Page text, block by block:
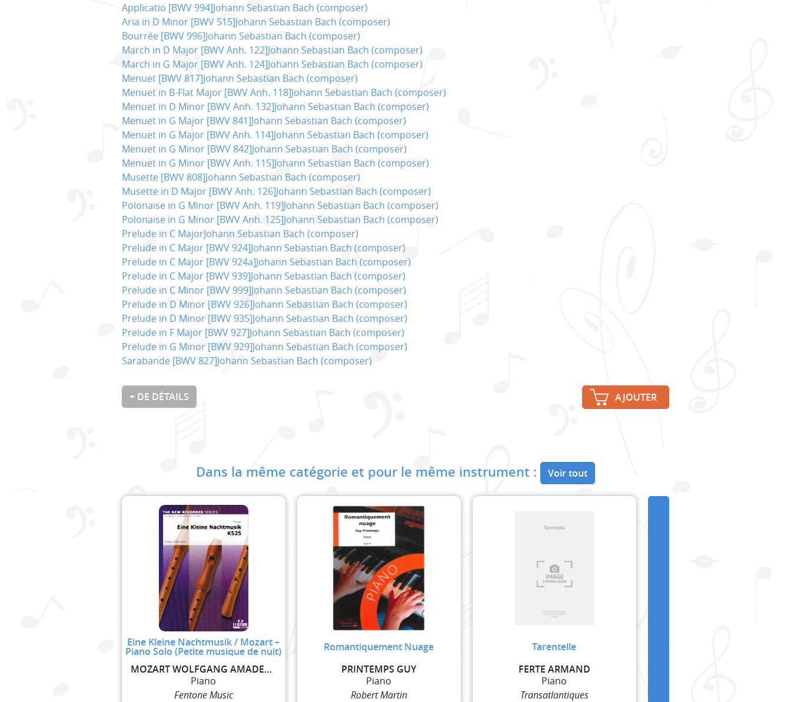
Applicatio [BWV 994]Johann Sebastian Bach (composer)
Aria in D Minor [BWV 515]Johann Sebastian Bach (composer)
Bourrée [BWV 996]Johann Sebastian Bach (composer)
March in D Major [BWV Anh. 122]Johann Sebastian Bach (composer)
March in G Major [BWV Anh. 124]Johann Sebastian Bach (composer)
Menuet [BWV 817]Johann Sebastian Bach (composer)
Menuet in B-Flat Major [BWV Anh. 118]Johann Sebastian Bach (composer)
Menuet in D Minor [BWV Anh. 132]Johann Sebastian Bach (composer)
Menuet in G Major [BWV 841]Johann Sebastian Bach (composer)
Menuet in G Major [BWV Anh. 114]Johann Sebastian Bach (composer)
Menuet in G Minor [BWV 842]Johann Sebastian Bach (composer)
Menuet in G Minor [BWV Anh. 115]Johann Sebastian Bach (composer)
Musette [BWV 808]Johann Sebastian Bach (composer)
Musette in D Major [BWV Anh. 126]Johann Sebastian Bach (composer)
Polonaise in G Minor [BWV Anh. 119]Johann Sebastian Bach (composer)
Polonaise in G Minor [BWV Anh. 125]Johann Sebastian Bach (composer)
Prelude in C MajorJohann Sebastian Bach (composer)
Prelude in C Major [BWV 924]Johann Sebastian Bach (composer)
Prelude in C Major [BWV 924a]Johann Sebastian Bach (composer)
Prelude in C Major [BWV 939]Johann Sebastian Bach (composer)
Prelude in C Minor [BWV 999]Johann Sebastian Bach (composer)
Prelude in D Minor [BWV 926]Johann Sebastian Bach (composer)
Prelude in D Minor [BWV 935]Johann Sebastian Bach (composer)
Prelude in F Major [BWV 927]Johann Sebastian Bach (composer)
Prelude in G Minor [BWV 929]Johann Sebastian Bach (composer)
Sarabande [BWV 827]Johann Sebastian Bach (composer)
+ DE DÉTAILS AJOUTER
Dans la même catégorie et pour le même instrument : Voir tout
Eine Kleine Nachtmusik / Mozart –
Piano Solo (Petite musique de nuit)
MOZART WOLFGANG AMADEUS
Piano
Fentone Music
Romantiquement Nuage
PRINTEMPS GUY
Piano
Robert Martin
Tarentelle
FERTE ARMAND
Piano
Transatlantiques